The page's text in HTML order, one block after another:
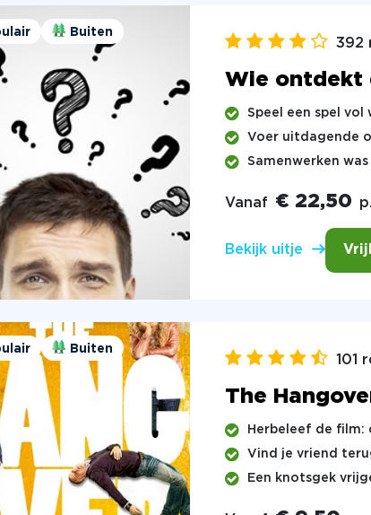
Buiten
392
Wie ontdekt
Speel een spel
Voer uitdagende
Samenwerken
Vanaf € 22,50
Bekijk uitje
Buiten
101
The
Herbeleef de film:
Vind je vriend
Een knotsgek